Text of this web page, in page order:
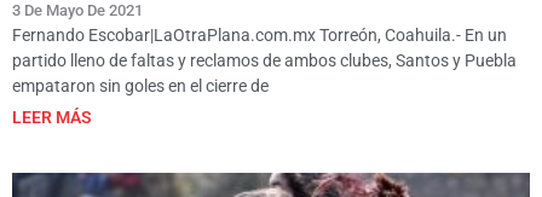
3 De Mayo De 2021
Fernando Escobar|LaOtraPlana.com.mx Torreón, Coahuila.- En un
partido lleno de faltas y reclamos de ambos clubes, Santos y Puebla
empataron sin goles en el cierre de
LEER MÁS